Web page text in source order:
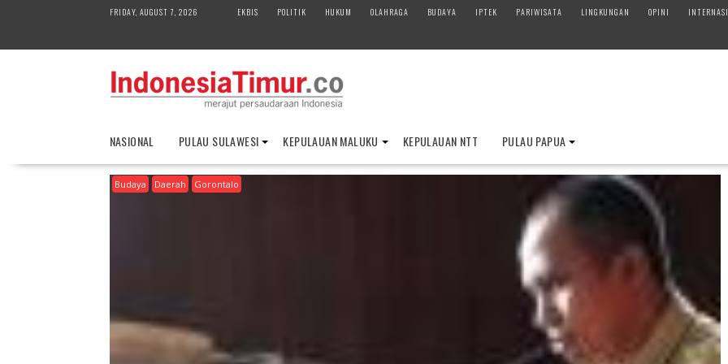
FRIDAY, AUGUST 7, 2026 EKBIS POLITIK HUKUM OLAHRAGA BUDAYA IPTEK PARIWISATA LINGKUNGAN OPINI
NASIONAL PULAU SULAWESI KEPULAUAN MALUKU KEPULAUAN NTT PULAU PAPUA
Budaya Daerah Gorontalo